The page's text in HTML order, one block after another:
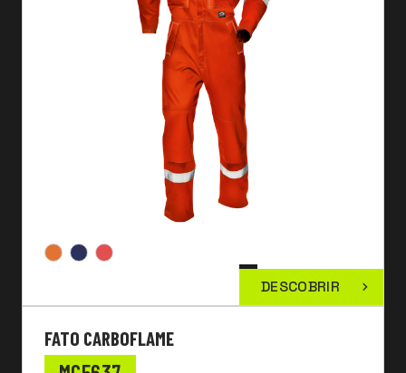
DESCOBRIR
FATO CARBOFLAME